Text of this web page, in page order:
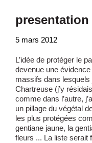
presentation
5 mars 2012
L’idée de protéger le
devenue une
massifs dans
Chartreuse (j’y
comme dans l’autre,
un pillage du végétal
les plus protégées
gentiane jaune, la
fleurs ... La liste serait